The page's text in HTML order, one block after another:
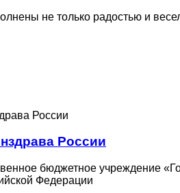
не только радостью и
России
бюджетное учреждение
Федерации